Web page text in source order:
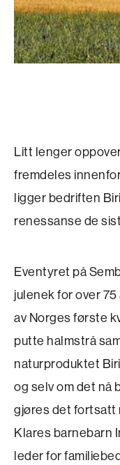
Litt lenger
fremdeles
ligger bedriften
renessanse de
Eventyret på
julenek for over
av Norges første
putte halmstrå
naturproduktet
og selv om det nå
gjøres det fortsatt
Klares barnebarn
leder for